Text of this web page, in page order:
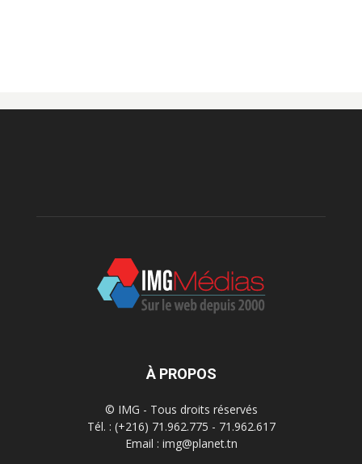
À PROPOS
© IMG - Tous droits réservés
Tél. : (+216) 71.962.775 - 71.962.617
Email : img@planet.tn